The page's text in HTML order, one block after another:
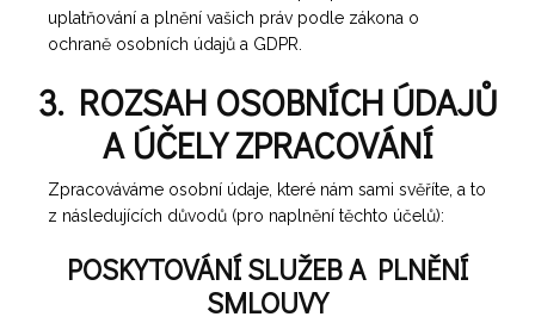
uplatňování a plnění vašich práv podle zákona o
ochraně osobních údajů a GDPR.
3. ROZSAH OSOBNÍCH ÚDAJŮ
A ÚČELY ZPRACOVÁNÍ
Zpracováváme osobní údaje, které nám sami svěříte, a to
z následujících důvodů (pro naplnění těchto účelů):
POSKYTOVÁNÍ SLUŽEB A PLNĚNÍ
SMLOUVY